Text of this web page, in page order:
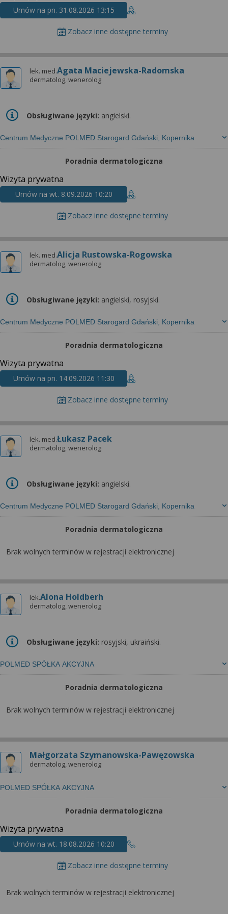
Umów na pn. 31.08.2026 13:15
Zobacz inne dostępne terminy
lek. med.Agata Maciejewska-Radomska
dermatolog, wenerolog
Centrum Medyczne POLMED Starogard Gdański, Kopernika
Obsługiwane języki: angielski.
Poradnia dermatologiczna
Wizyta prywatna
Umów na wt. 8.09.2026 10:20
Zobacz inne dostępne terminy
lek. med.Alicja Rustowska-Rogowska
dermatolog, wenerolog
Centrum Medyczne POLMED Starogard Gdański, Kopernika
Obsługiwane języki: angielski, rosyjski.
Poradnia dermatologiczna
Wizyta prywatna
Umów na pn. 14.09.2026 11:30
Zobacz inne dostępne terminy
lek. med.Łukasz Pacek
dermatolog, wenerolog
Centrum Medyczne POLMED Starogard Gdański, Kopernika
Obsługiwane języki: angielski.
Poradnia dermatologiczna
Brak wolnych terminów w rejestracji elektronicznej
lek.Alona Holdberh
dermatolog, wenerolog
POLMED SPÓŁKA AKCYJNA
Obsługiwane języki: rosyjski, ukraiński.
Poradnia dermatologiczna
Brak wolnych terminów w rejestracji elektronicznej
Małgorzata Szymanowska-Pawęzowska
dermatolog, wenerolog
POLMED SPÓŁKA AKCYJNA
Poradnia dermatologiczna
Wizyta prywatna
Umów na wt. 18.08.2026 10:20
Zobacz inne dostępne terminy
Brak wolnych terminów w rejestracji elektronicznej